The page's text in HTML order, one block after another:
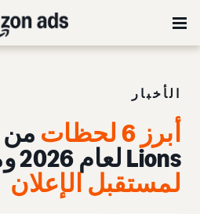
الأخبار
أبرز 6 لحظات
Lions لعام 2026 وما تعنيه
لمستقبل الإعلان